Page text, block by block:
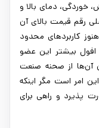
خوردگی، دمای بالا و
رقم قیمت بالای آن
کاربردهای محدود
افول بیشتر این عضو
آن‌ها از صحنه صنعت
امر است مگر اینکه
پذیرد و راهی برای